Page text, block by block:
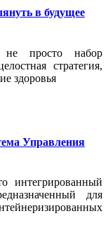
в будущее
просто набор
стратегия,
здоровья
Управления
интегрированный
для